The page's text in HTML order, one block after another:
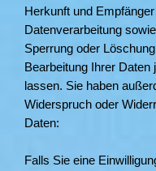
Herkunft und
Datenverarbeitung
Sperrung oder
Bearbeitung Ihrer
lassen. Sie haben
Widerspruch oder
Daten:
Falls Sie eine